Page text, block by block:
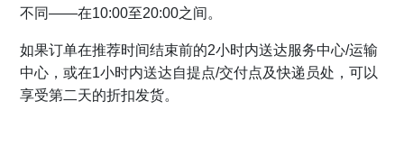
不同——在10:00至20:00之间。
如果订单在推荐时间结束前的2小时内送达服务中心/运输
中心，或在1小时内送达自提点/交付点及快递员处，可以
享受第二天的折扣发货。